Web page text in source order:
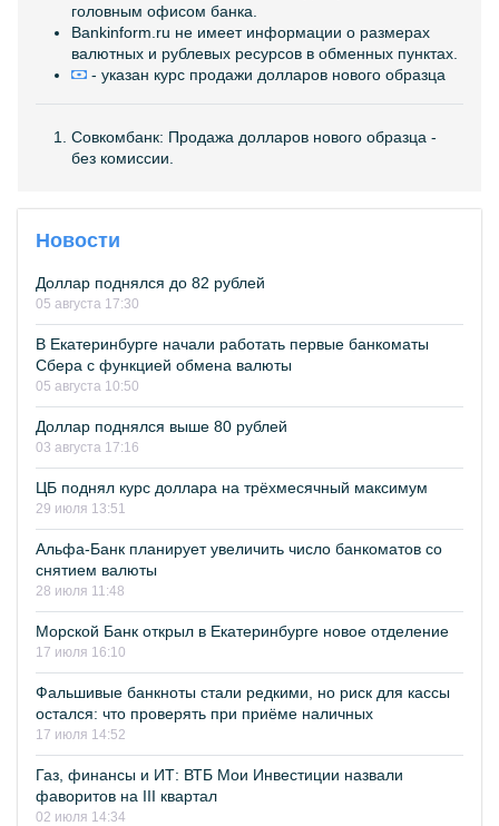
головным офисом банка.
Bankinform.ru не имеет информации о размерах
валютных и рублевых ресурсов в обменных пунктах.
- указан курс продажи долларов нового образца
Совкомбанк: Продажа долларов нового образца -
без комиссии.
Новости
Доллар поднялся до 82 рублей
05 августа 17:30
В Екатеринбурге начали работать первые банкоматы
Сбера с функцией обмена валюты
05 августа 10:50
Доллар поднялся выше 80 рублей
03 августа 17:16
ЦБ поднял курс доллара на трёхмесячный максимум
29 июля 13:51
Альфа-Банк планирует увеличить число банкоматов со
снятием валюты
28 июля 11:48
Морской Банк открыл в Екатеринбурге новое отделение
17 июля 16:10
Фальшивые банкноты стали редкими, но риск для кассы
остался: что проверять при приёме наличных
17 июля 14:52
Газ, финансы и ИТ: ВТБ Мои Инвестиции назвали
фаворитов на III квартал
02 июля 14:34